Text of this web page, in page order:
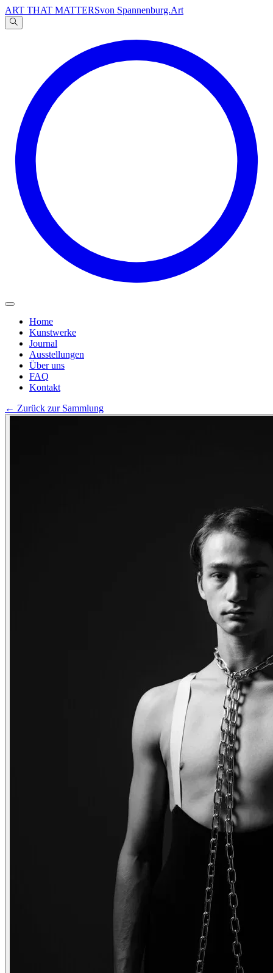
ART THAT MATTERSvon Spannenburg.Art
文
Home
Kunstwerke
Journal
Ausstellungen
Über uns
FAQ
Kontakt
← Zurück zur Sammlung